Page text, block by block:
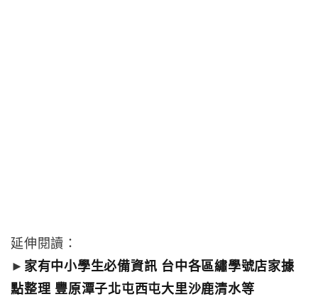
延伸閱讀：
► 家有中小學生必備資訊 台中各區繡學號店家據
點整理 豐原潭子北屯西屯大里沙鹿清水等